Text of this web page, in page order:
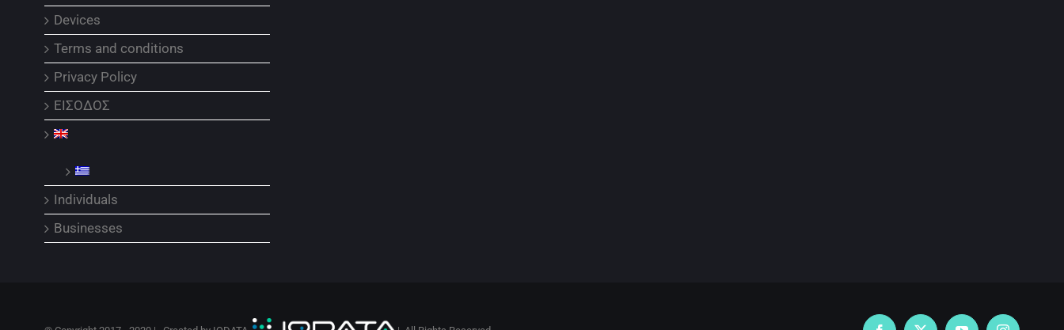
Devices
Terms and conditions
Privacy Policy
ΕΙΣΟΔΟΣ
Individuals
Businesses